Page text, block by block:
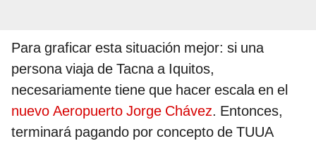
Para graficar esta situación mejor: si una
persona viaja de Tacna a Iquitos,
necesariamente tiene que hacer escala en el
nuevo Aeropuerto Jorge Chávez. Entonces,
terminará pagando por concepto de TUUA